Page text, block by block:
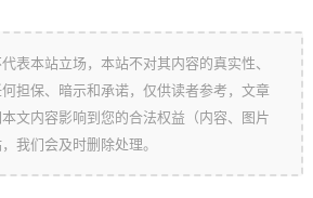
表本站立场，本站不对其内容的真实性、
担保、暗示和承诺，仅供读者参考，文章
文内容影响到您的合法权益（内容、图片
我们会及时删除处理。